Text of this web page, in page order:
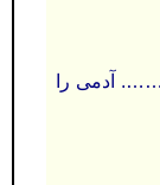
آدمی را